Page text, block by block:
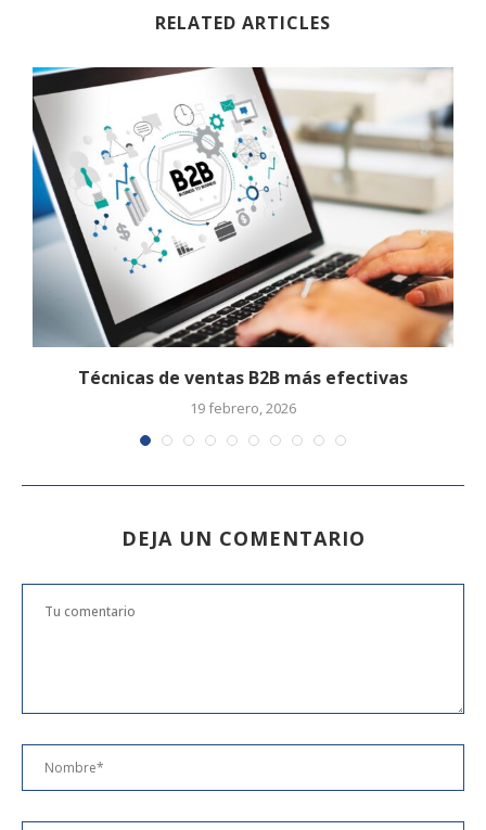
RELATED ARTICLES
Técnicas de ventas B2B más efectivas
19 febrero, 2026
DEJA UN COMENTARIO